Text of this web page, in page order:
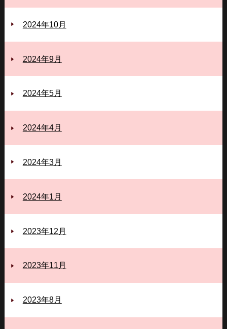
2024年10月
2024年9月
2024年5月
2024年4月
2024年3月
2024年1月
2023年12月
2023年11月
2023年8月